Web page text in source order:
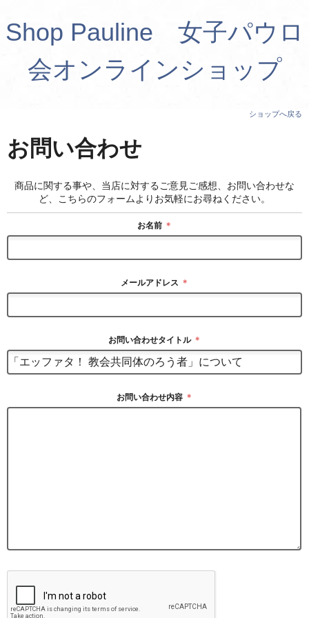
Shop Pauline 女子パウロ
会オンラインショップ
ショップへ戻る
お問い合わせ
商品に関する事や、当店に対するご意見ご感想、お問い合わせな
ど、こちらのフォームよりお気軽にお尋ねください。
お名前 ＊
メールアドレス ＊
お問い合わせタイトル ＊
お問い合わせ内容 ＊